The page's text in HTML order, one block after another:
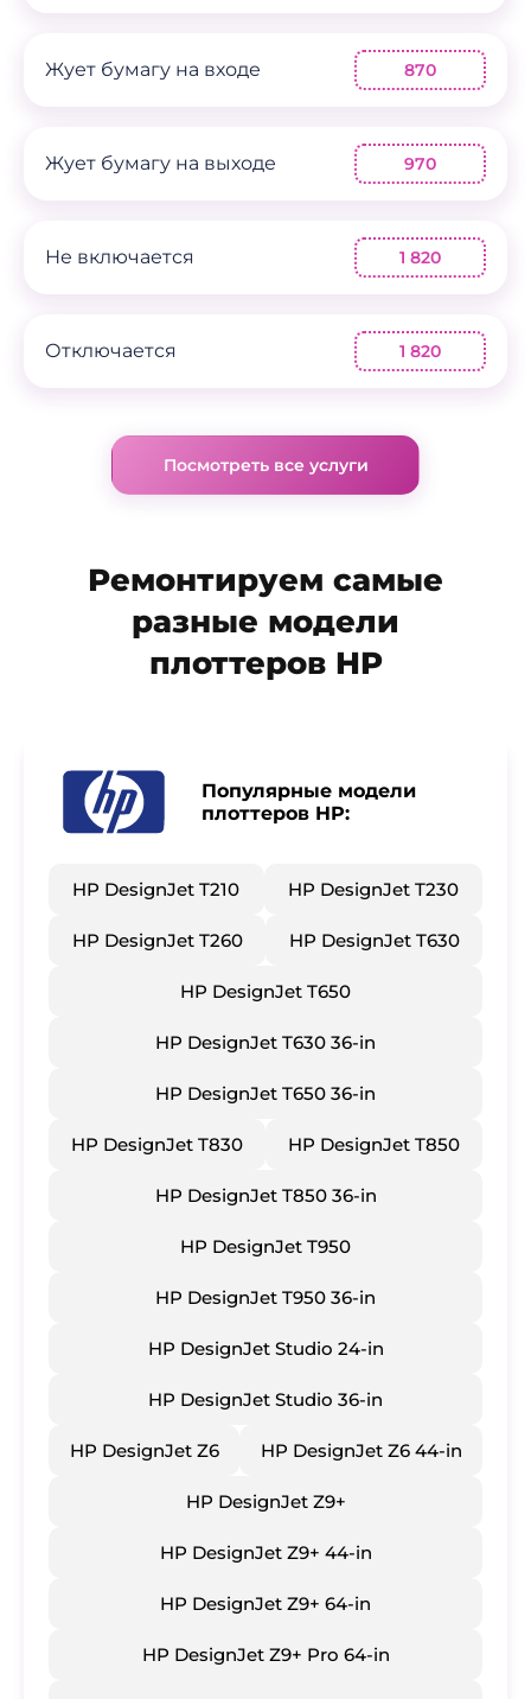
Жует бумагу на входе 870
Жует бумагу на выходе 970
Не включается 1 820
Отключается 1 820
Посмотреть все услуги
Ремонтируем самые
разные модели
плоттеров HP
Популярные модели
плоттеров HP:
HP DesignJet T210 HP DesignJet T230
HP DesignJet T260 HP DesignJet T630
HP DesignJet T650
HP DesignJet T630 36-in
HP DesignJet T650 36-in
HP DesignJet T830 HP DesignJet T850
HP DesignJet T850 36-in
HP DesignJet T950
HP DesignJet T950 36-in
HP DesignJet Studio 24-in
HP DesignJet Studio 36-in
HP DesignJet Z6 HP DesignJet Z6 44-in
HP DesignJet Z9+
HP DesignJet Z9+ 44-in
HP DesignJet Z9+ 64-in
HP DesignJet Z9+ Pro 64-in